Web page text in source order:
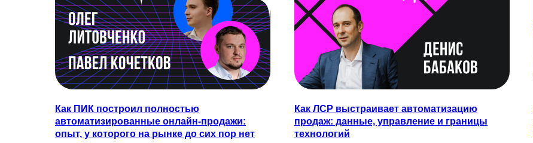
Как ПИК построил полностью
автоматизированные онлайн-продажи:
опыт, у которого на рынке до сих пор нет
Как ЛСР выстраивает автоматизацию
продаж: данные, управление и границы
технологий